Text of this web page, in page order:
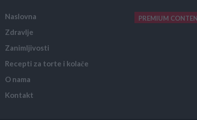
Naslovna
Zdravlje
Zanimljivosti
Recepti za torte i kolače
O nama
Kontakt
PREMIUM